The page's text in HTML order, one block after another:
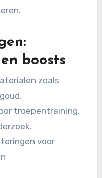
boosts
zoals
troepentraining,
voor